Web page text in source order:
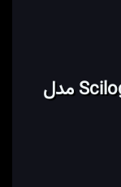
هات پلیت استیرر آنالوگ Scilogex مدل